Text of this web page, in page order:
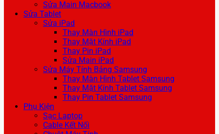
Sửa Main Macbook
Sửa Tablet
Sửa iPad
Thay Màn Hình iPad
Thay Mặt Kính iPad
Thay Pin iPad
Sửa Main iPad
Sửa Máy Tính Bảng Samsung
Thay Màn Hình Tablet Samsung
Thay Mặt Kính Tablet Samsung
Thay Pin Tablet Samsung
Phụ Kiện
Sạc Laptop
Cable Kết Nối